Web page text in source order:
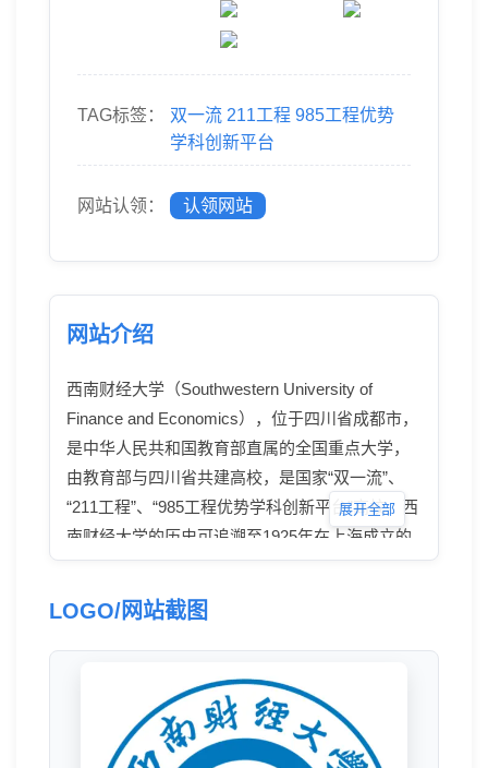
TAG标签： 双一流 211工程 985工程优势
学科创新平台
网站认领： 认领网站
网站介绍
西南财经大学（Southwestern University of
Finance and Economics），位于四川省成都市，
是中华人民共和国教育部直属的全国重点大学，
由教育部与四川省共建高校，是国家“双一流”、
“211工程”、“985工程优势学科创新平台”高校。西
南财经大学的历史可追溯至1925年在上海成立的
光华大学，后于1938年在成都设立分部。经过
1952-1953年的院系调整，学校吸纳了西南地区17
所院校的财经系科，形成了四川财经学院。经历
多次变更后，于1978年恢复原名，1979年转由中
国人民银行主管，最终在1985年更名为西南财经
大学，2000年后归属教育部管理。1997年，西南
财经大学成为国家“211工程”重点建设高校，2011
展开全部
LOGO/网站截图